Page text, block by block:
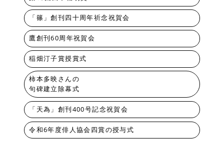
「篠」創刊四十周年祈念祝賀会
鷹創刊60周年祝賀会
稲畑汀子賞授賞式
柿本多映さんの
句碑建立除幕式
「天為」創刊400号記念祝賀会
令和6年度俳人協会四賞の授与式